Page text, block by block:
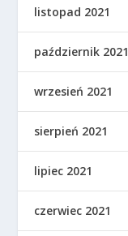
listopad 2021
październik 2021
wrzesień 2021
sierpień 2021
lipiec 2021
czerwiec 2021